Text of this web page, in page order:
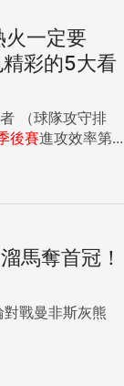
一定要
彩的5大看
排
後賽進攻效率第...
馬奪首冠！